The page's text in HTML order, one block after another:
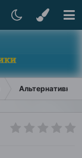
Альтернативная